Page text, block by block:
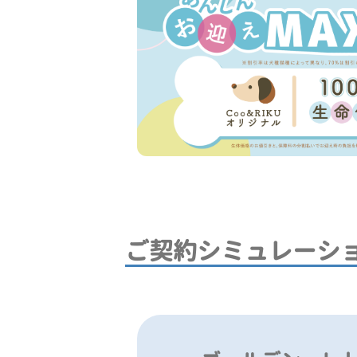
ご契約シミュレーシ